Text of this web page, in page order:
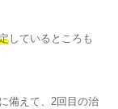
しているところも
備えて、2回目の治